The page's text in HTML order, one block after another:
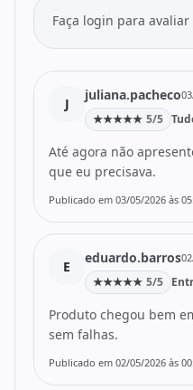
Faça login para
J
juliana.pacheco
★★★★★ 5/5
Até agora não
que eu precisava.
Publicado em 03/05/2026 às
E
eduardo.barros
★★★★★ 5/5
Produto chegou bem
sem falhas.
Publicado em 02/05/2026 às